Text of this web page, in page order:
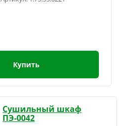
Купить
Сушильный шкаф
ПЭ-0042